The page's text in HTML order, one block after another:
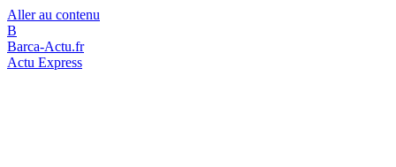
Aller au contenu
B
Barca-Actu.fr
Actu Express